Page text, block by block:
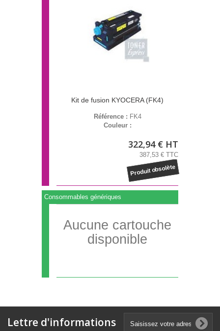
Kit de fusion KYOCERA (FK4)
Référence : FK4
Couleur :
322,94 € HT
387,53 € TTC
Produit obsolète
Consommables génériques
Aucune cartouche
disponible
Lettre d'informations